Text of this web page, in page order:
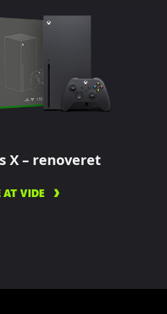
X – renoveret
AT VIDE